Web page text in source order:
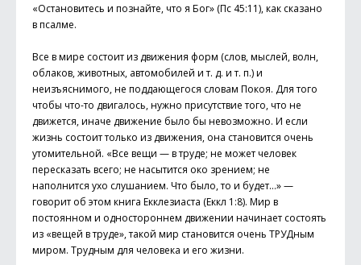
«Остановитесь и познайте, что я Бог» (Пс 45:11), как сказано
в псалме.
Все в мире состоит из движения форм (слов, мыслей, волн,
облаков, животных, автомобилей и т. д. и т. п.) и
неизъяснимого, не поддающегося словам Покоя. Для того
чтобы что-то двигалось, нужно присутствие того, что не
движется, иначе движение было бы невозможно. И если
жизнь состоит только из движения, она становится очень
утомительной. «Все вещи — в труде; не может человек
пересказать всего; не насытится око зрением; не
наполнится ухо слушанием. Что было, то и будет…» —
говорит об этом книга Екклезиаста (Еккл 1:8). Мир в
постоянном и одностороннем движении начинает состоять
из «вещей в труде», такой мир становится очень ТРУДным
миром. Трудным для человека и его жизни.